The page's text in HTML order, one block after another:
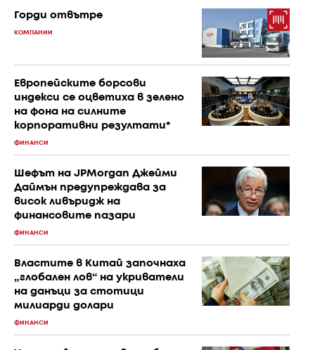
Горди отвътре
КОМПАНИИ
Европейските борсови
индекси се оцветиха в зелено
на фона на силните
корпоративни резултати*
ФИНАНСИ
Шефът на JPMorgan Джейми
Даймън предупреждава за
висок ливъридж на
финансовите пазари
ФИНАНСИ
Властите в Китай започнаха
„глобален лов“ на укриватели
на данъци за стотици
милиарди долари
ФИНАНСИ